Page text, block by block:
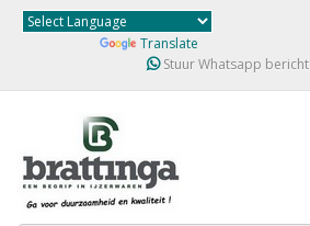
Translate
Stuur Whatsapp bericht